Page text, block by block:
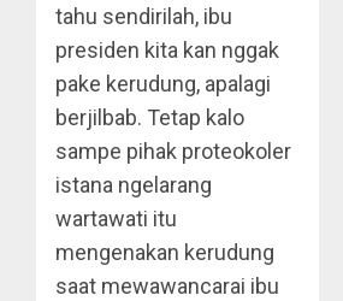
tahu sendirilah, ibu
presiden kita kan nggak
pake kerudung, apalagi
berjilbab. Tetap kalo
sampe pihak proteokoler
istana ngelarang
wartawati itu
mengenakan kerudung
saat mewawancarai ibu